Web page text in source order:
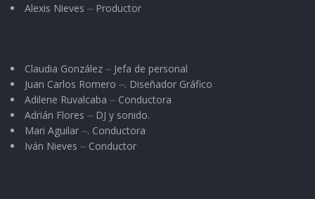
Alexis Nieves ⏤ Productor
Claudia González ⏤ Jefa de personal
Juan Carlos Romero ⏤. Diseñador Gráfico
Adilene Ruvalcaba ⏤ Conductora
Adrián Flores ⏤ DJ y sonido.
Mari Aguilar ⏤. Conductora
Iván Nieves ⏤ Conductor